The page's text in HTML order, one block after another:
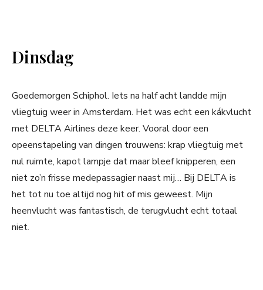
Dinsdag
Goedemorgen Schiphol. Iets na half acht landde mijn
vliegtuig weer in Amsterdam. Het was echt een kákvlucht
met DELTA Airlines deze keer. Vooral door een
opeenstapeling van dingen trouwens: krap vliegtuig met
nul ruimte, kapot lampje dat maar bleef knipperen, een
niet zo’n frisse medepassagier naast mij… Bij DELTA is
het tot nu toe altijd nog hit of mis geweest. Mijn
heenvlucht was fantastisch, de terugvlucht echt totaal
niet.